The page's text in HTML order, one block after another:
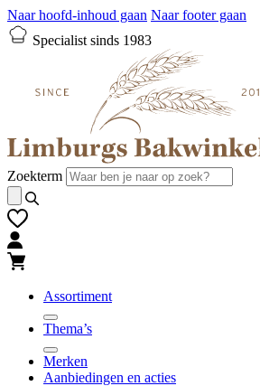
Naar hoofd-inhoud gaan Naar footer gaan
Specialist sinds 1983
Zoekterm
Assortiment
Thema’s
Merken
Aanbiedingen en acties